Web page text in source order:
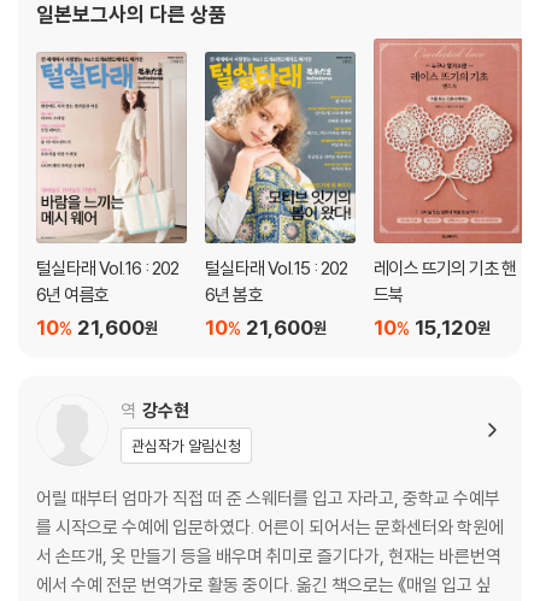
일본보그사의 다른 상품
털실타래 Vol.16 : 202
6년 여름호
21,600원
10%
털실타래 Vol.15 : 202
6년 봄호
21,600원
10%
레이스 뜨기의 기초 핸
드북
15,120원
10%
역 강수현
관심작가 알림신청
어릴 때부터 엄마가 직접 떠 준 스웨터를 입고 자라고, 중학교 수예부
를 시작으로 수예에 입문하였다. 어른이 되어서는 문화센터와 학원에
서 손뜨개, 옷 만들기 등을 배우며 취미로 즐기다가, 현재는 바른번역
에서 수예 전문 번역가로 활동 중이다. 옮긴 책으로는 《매일 입고 싶